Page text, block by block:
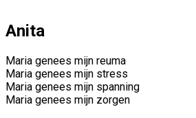
Anita
Maria genees mijn reuma
Maria genees mijn stress
Maria genees mijn spanning
Maria genees mijn zorgen